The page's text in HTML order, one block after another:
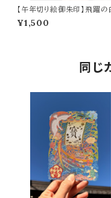
【午年切り絵御朱印】飛躍の
（A5サイズ）
¥1,500
同じ